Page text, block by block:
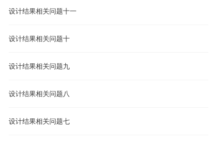
设计结果相关问题十一
设计结果相关问题十
设计结果相关问题九
设计结果相关问题八
设计结果相关问题七